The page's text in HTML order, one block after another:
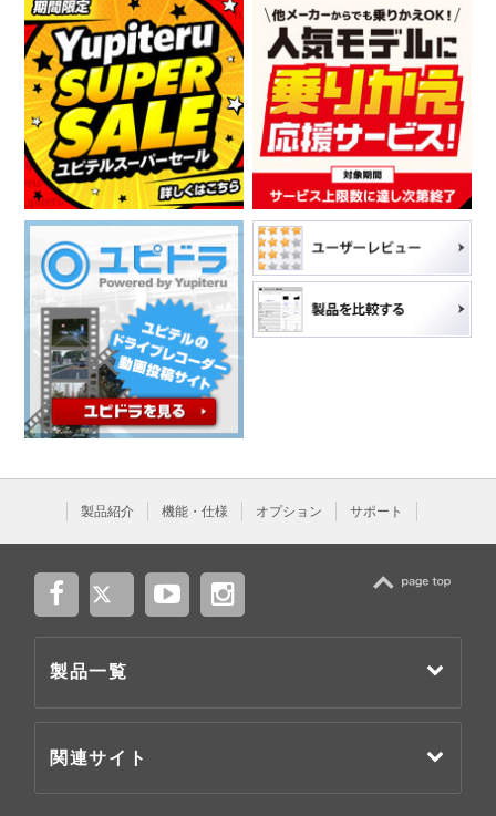
製品紹介 機能・仕様 オプション サポート
製品一覧
関連サイト